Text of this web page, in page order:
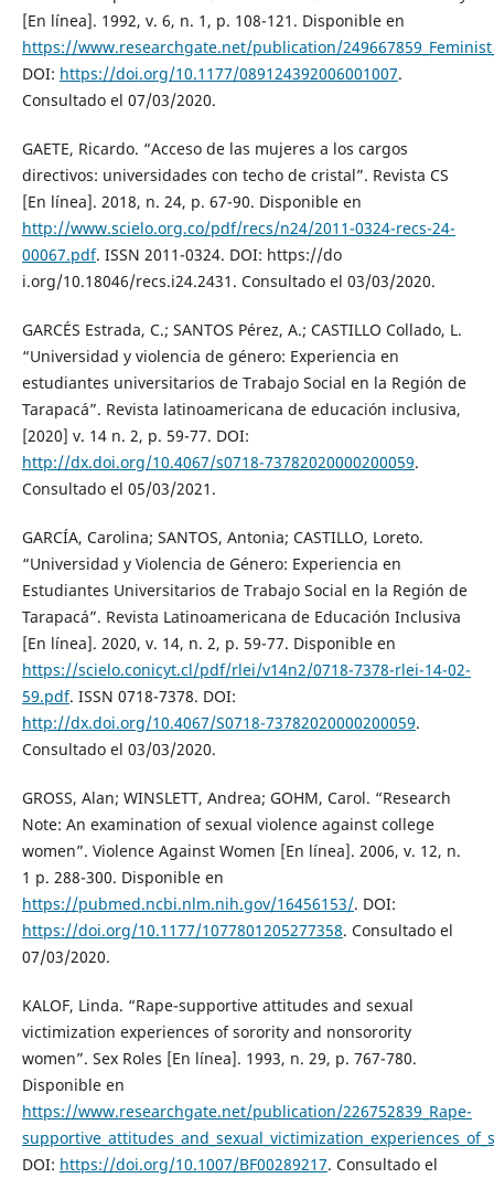
[En línea]. 1992, v. 6, n. 1, p. 108-121. Disponible en
https://www.researchgate.net/publication/
DOI: https://doi.org/10.1177/089124392006001007.
Consultado el 07/03/2020.
GAETE, Ricardo. “Acceso de las mujeres a los cargos
directivos: universidades con techo de cristal”. Revista CS
[En línea]. 2018, n. 24, p. 67-90. Disponible en
http://www.scielo.org.co/pdf/recs/n24/2011-0324-recs-24-
00067.pdf. ISSN 2011-0324. DOI: https://do
i.org/10.18046/recs.i24.2431. Consultado el 03/03/2020.
GARCÉS Estrada, C.; SANTOS Pérez, A.; CASTILLO Collado, L.
“Universidad y violencia de género: Experiencia en
estudiantes universitarios de Trabajo Social en la Región de
Tarapacá”. Revista latinoamericana de educación inclusiva,
[2020] v. 14 n. 2, p. 59-77. DOI:
http://dx.doi.org/10.4067/s0718-73782020000200059.
Consultado el 05/03/2021.
GARCÍA, Carolina; SANTOS, Antonia; CASTILLO, Loreto.
“Universidad y Violencia de Género: Experiencia en
Estudiantes Universitarios de Trabajo Social en la Región de
Tarapacá”. Revista Latinoamericana de Educación Inclusiva
[En línea]. 2020, v. 14, n. 2, p. 59-77. Disponible en
https://scielo.conicyt.cl/pdf/rlei/v14n2/0718-7378-rlei-14-02-
59.pdf. ISSN 0718-7378. DOI:
http://dx.doi.org/10.4067/S0718-73782020000200059.
Consultado el 03/03/2020.
GROSS, Alan; WINSLETT, Andrea; GOHM, Carol. “Research
Note: An examination of sexual violence against college
women”. Violence Against Women [En línea]. 2006, v. 12, n.
1 p. 288-300. Disponible en
https://pubmed.ncbi.nlm.nih.gov/16456153/. DOI:
https://doi.org/10.1177/1077801205277358. Consultado el
07/03/2020.
KALOF, Linda. “Rape-supportive attitudes and sexual
victimization experiences of sorority and nonsorority
women”. Sex Roles [En línea]. 1993, n. 29, p. 767-780.
Disponible en
https://www.researchgate.net/publication/226752839_Rape-
DOI: https://doi.org/10.1007/BF00289217. Consultado el